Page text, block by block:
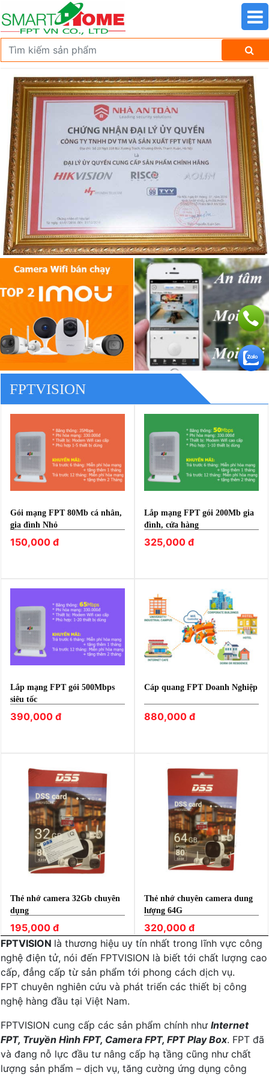
FPTVISION
Gói mạng FPT 80Mb cá nhân,
gia đình Nhỏ
150,000 đ
Lắp mạng FPT gói 200Mb gia
đình, cửa hàng
325,000 đ
Lắp mạng FPT gói 500Mbps
siêu tốc
390,000 đ
Cáp quang FPT Doanh Nghiệp
880,000 đ
Thẻ nhớ camera 32Gb chuyên
dụng
195,000 đ
Thẻ nhớ chuyên camera dung
lượng 64G
320,000 đ
FPTVISION là thương hiệu uy tín nhất trong lĩnh vực công
nghệ điện tử, nói đến FPTVISION là biết tới chất lượng cao
cấp, đẳng cấp từ sản phẩm tới phong cách dịch vụ.
FPT chuyên nghiên cứu và phát triển các thiết bị công
nghệ hàng đầu tại Việt Nam.
FPTVISION cung cấp các sản phẩm chính như Internet
FPT, Truyền Hình FPT, Camera FPT, FPT Play Box. FPT đã
và đang nỗ lực đầu tư nâng cấp hạ tầng cũng như chất
lượng sản phẩm – dịch vụ, tăng cường ứng dụng công